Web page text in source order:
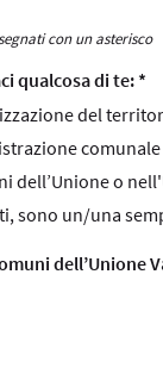
con un asterisco
qualcosa di te: *
del
dell’Unione o
sono un/una
dell’Unione